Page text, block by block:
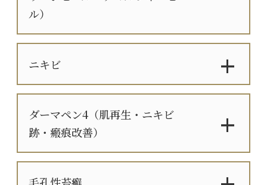
ル）
ニキビ
ダーマペン4（肌再生・ニキビ
跡・瘢痕改善）